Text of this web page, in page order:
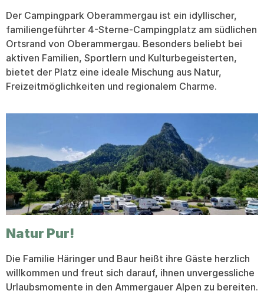
Der Campingpark Oberammergau ist ein idyllischer,
familiengeführter 4-Sterne-Campingplatz am südlichen
Ortsrand von Oberammergau. Besonders beliebt bei
aktiven Familien, Sportlern und Kulturbegeisterten,
bietet der Platz eine ideale Mischung aus Natur,
Freizeitmöglichkeiten und regionalem Charme.
Natur Pur!
Die Familie Häringer und Baur heißt ihre Gäste herzlich
willkommen und freut sich darauf, ihnen unvergessliche
Urlaubsmomente in den Ammergauer Alpen zu bereiten.